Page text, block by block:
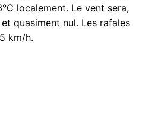
localement. Le vent sera,
quasiment nul. Les rafales
km/h.